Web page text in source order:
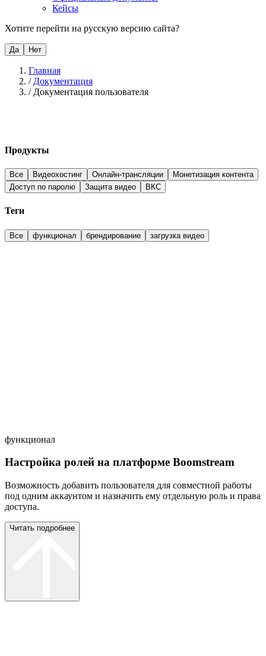
Кейсы
Хотите перейти на русскую версию сайта?
Да Нет
Главная
/ Документация
/ Документация пользователя
Продукты
Все Видеохостинг Онлайн-трансляции
Монетизация контента
Доступ по паролю
Защита видео ВКС
Теги
Все функционал брендирование загрузка видео
функционал
Настройка ролей на платформе Boomstream
Возможность добавить пользователя для совместной работы
под одним аккаунтом и назначить ему отдельную роль и права
доступа.
Читать подробнее